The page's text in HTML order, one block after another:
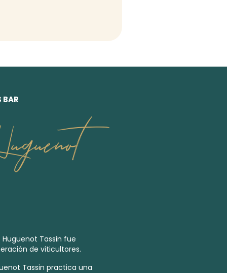
BAR
Tassin fue
de viticultores.
Tassin practica una